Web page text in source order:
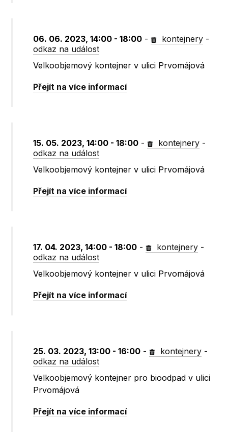
06. 06. 2023, 14:00 - 18:00 - kontejnery -
odkaz na událost
Velkoobjemový kontejner v ulici Prvomájová
Přejít na více informací
15. 05. 2023, 14:00 - 18:00 - kontejnery -
odkaz na událost
Velkoobjemový kontejner v ulici Prvomájová
Přejít na více informací
17. 04. 2023, 14:00 - 18:00 - kontejnery -
odkaz na událost
Velkoobjemový kontejner v ulici Prvomájová
Přejít na více informací
25. 03. 2023, 13:00 - 16:00 - kontejnery -
odkaz na událost
Velkoobjemový kontejner pro bioodpad v ulici
Prvomájová
Přejít na více informací